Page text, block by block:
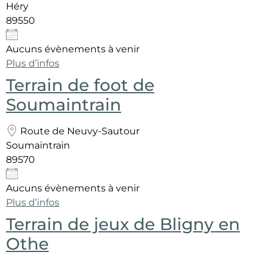
Héry
89550
Aucuns évènements à venir
Plus d’infos
Terrain de foot de
Soumaintrain
Route de Neuvy-Sautour
Soumaintrain
89570
Aucuns évènements à venir
Plus d’infos
Terrain de jeux de Bligny en
Othe